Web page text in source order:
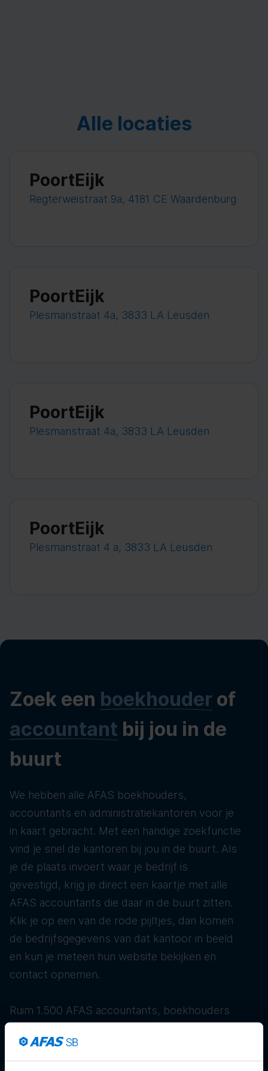
Alle locaties
PoortEijk
Regterweistraat 9a, 4181 CE Waardenburg
PoortEijk
Plesmanstraat 4a, 3833 LA Leusden
PoortEijk
Plesmanstraat 4a, 3833 LA Leusden
PoortEijk
Plesmanstraat 4 a, 3833 LA Leusden
Zoek een boekhouder of
accountant bij jou in de
buurt
We hebben alle AFAS boekhouders,
accountants en administratiekantoren voor je
in kaart gebracht. Met een handige zoekfunctie
vind je snel de kantoren bij jou in de buurt. Als
je de plaats invoert waar je bedrijf is
gevestigd, krijg je direct een kaartje met alle
AFAS accountants die daar in de buurt zitten.
Klik je op een van de rode pijltjes, dan komen
de bedrijfsgegevens van dat kantoor in beeld
en kun je meteen hun website bekijken en
contact opnemen.
Ruim 1.500 AFAS accountants, boekhouders
helpen met je administratie. Zo kun je slim
online boekhouden én profiteren van hun